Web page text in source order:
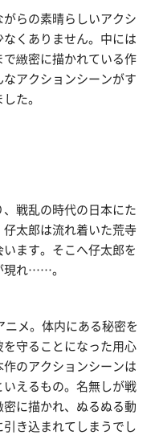
らの素晴らしいアクシ
くありません。中には
緻密に描かれている作
アクションシーンがす
た。
戦乱の時代の日本にた
太郎は流れ着いた荒寺
ます。そこへ仔太郎を
現れ……。
ニメ。体内にある秘密を
守ることになった用心
のアクションシーンは
えるもの。名無しが戦
に描かれ、ぬるぬる動
き込まれてしまうでし